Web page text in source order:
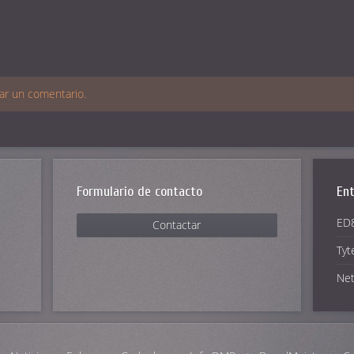
un comentario.
Formulario de contacto
Contactar